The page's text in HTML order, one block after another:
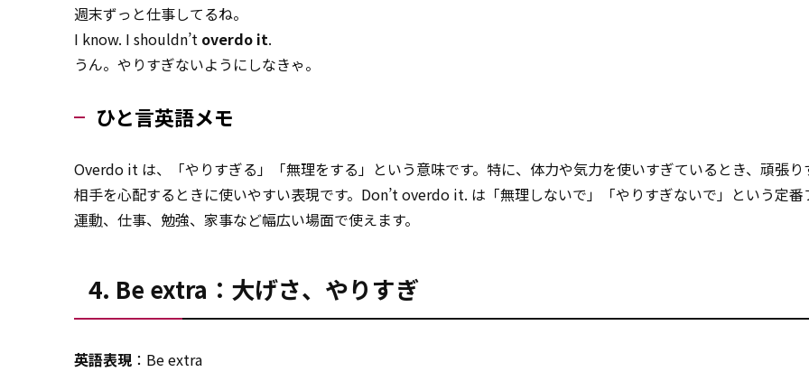
週末ずっと仕事してるね。
I know. I shouldn’t overdo it.
うん。やりすぎないようにしなきゃ。
ひと言英語メモ
Overdo it は、「やりすぎる」「無理をする」という意味です。特に、体力や気力を使いすぎているとき、頑張り
相手を心配するときに使いやすい表現です。Don’t overdo it. は「無理しないで」「やりすぎないで」という定番
運動、仕事、勉強、家事など幅広い場面で使えます。
4. Be extra：大げさ、やりすぎ
英語表現 ：Be extra